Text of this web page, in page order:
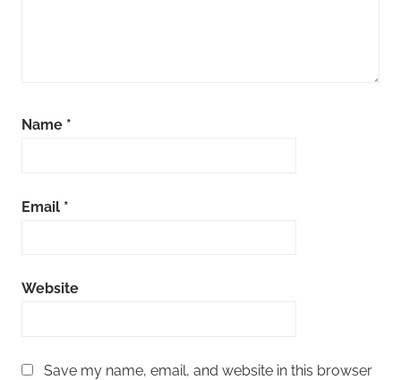
Name *
Email *
Website
Save my name, email, and website in this browser